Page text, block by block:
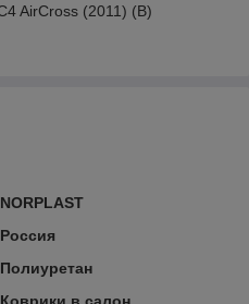
AirCross (2011) (B)
NORPLAST
Россия
Полиуретан
Коврики в салон